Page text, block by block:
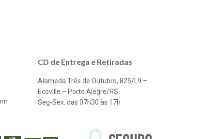
CD de Entrega e Retiradas
Alameda Três de Outubro, 825/L9 –
Ecoville – Porto Alegre/RS
Seg-Sex: das 07h30 às 17h